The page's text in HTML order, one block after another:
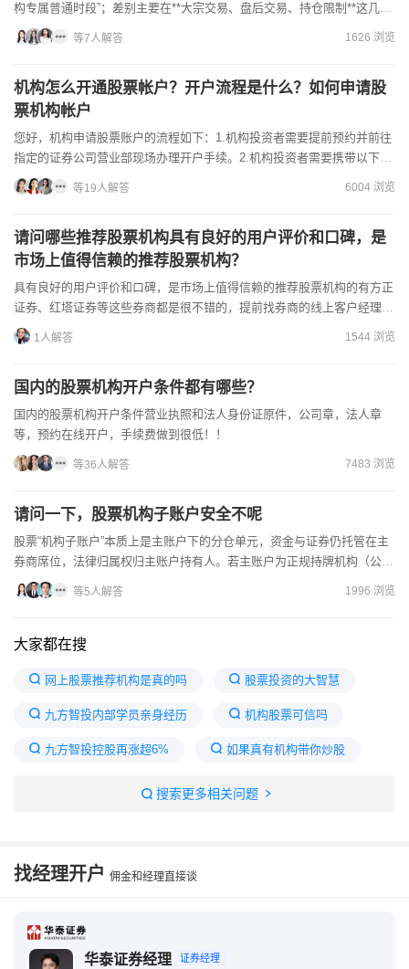
构专属普通时段”；差别主要在**大宗交易、盘后交易、持仓限制**这几
块。##一、普通竞价交易时间（和散户一样）周一至周...
等7人解答 1626 浏览
机构怎么开通股票帐户？开户流程是什么？如何申请股
票机构帐户
您好，机构申请股票账户的流程如下：1.机构投资者需要提前预约并前往
指定的证券公司营业部现场办理开户手续。2.机构投资者需要携带以下资
料：营业执照或者机构登记证书、法人代表的证明书、法人...
等19人解答 6004 浏览
请问哪些推荐股票机构具有良好的用户评价和口碑，是
市场上值得信赖的推荐股票机构？
具有良好的用户评价和口碑，是市场上值得信赖的推荐股票机构的有方正
证券、红塔证券等这些券商都是很不错的，提前找券商的线上客户经理，
还可以提前免费体验荐股、诊股等服务。以下是一些市场上值得...
1人解答 1544 浏览
国内的股票机构开户条件都有哪些？
国内的股票机构开户条件营业执照和法人身份证原件，公司章，法人章
等，预约在线开户，手续费做到很低！！
等36人解答 7483 浏览
请问一下，股票机构子账户安全不呢
股票“机构子账户”本质上是主账户下的分仓单元，资金与证券仍托管在主
券商席位，法律归属权归主账户持有人。若主账户为正规持牌机构（公
募、券商资管、信托计划等），子账户受证监会统一监管，资产...
等5人解答 1996 浏览
大家都在搜
网上股票推荐机构是真的吗 股票投资的大智慧
九方智投内部学员亲身经历 机构股票可信吗
九方智投控股再涨超6% 如果真有机构带你炒股
为什么交了钱后九方智投后
搜索更多相关问题
找经理开户 佣金和经理直接谈
华泰证券经理 证券经理